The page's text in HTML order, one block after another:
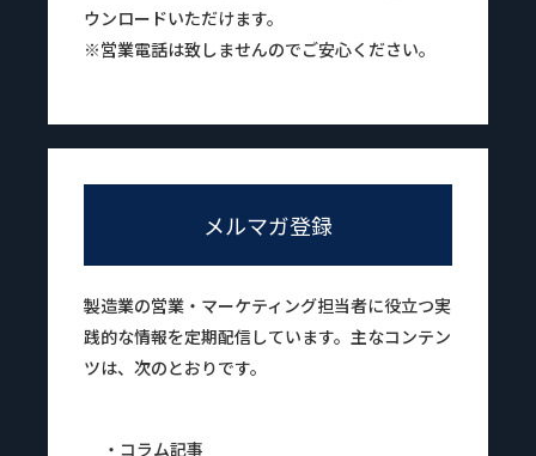
ウンロードいただけます。
※営業電話は致しませんのでご安心ください。
メルマガ登録
製造業の営業・マーケティング担当者に役立つ実
践的な情報を定期配信しています。主なコンテン
ツは、次のとおりです。
・コラム記事